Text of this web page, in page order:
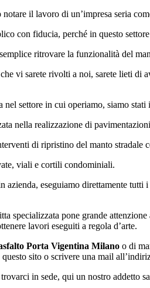
il lavoro di un’impresa seria
con fiducia, perché in questo
ritrovare la funzionalità del
vi sarete rivolti a noi, sarete lieti di
nel settore in cui operiamo, siamo
nella realizzazione di
di ripristino del manto stradale
viali e cortili condominiali.
azienda, eseguiamo direttamente
specializzata pone grande
lavori eseguiti a regola d’arte.
Porta Vigentina Milano o di
sito o scrivere una mail
in sede, qui un nostro